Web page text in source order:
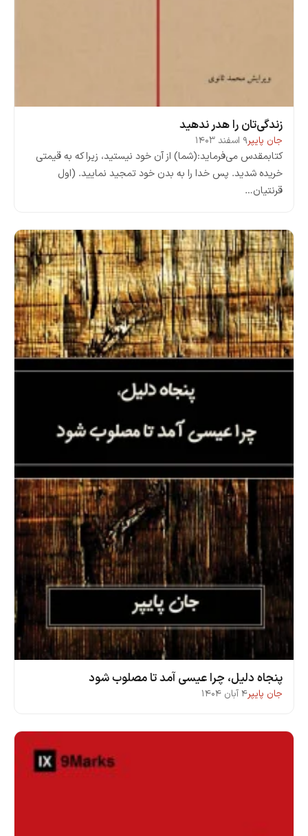
زندگی‌تان را هدر ندهید
جان پایپر ۹ اسفند ۱۴۰۳
کتابمقدس می‌فرماید:(شما) از آن خود نیستید، زیرا که به قیمتی
خریده شدید. پس خدا را به بدن خود تمجید نمایید. (اول
قرنتیان…
پنجاه دلیل، چرا عیسی آمد تا مصلوب شود
جان پایپر ۴ آبان ۱۴۰۴